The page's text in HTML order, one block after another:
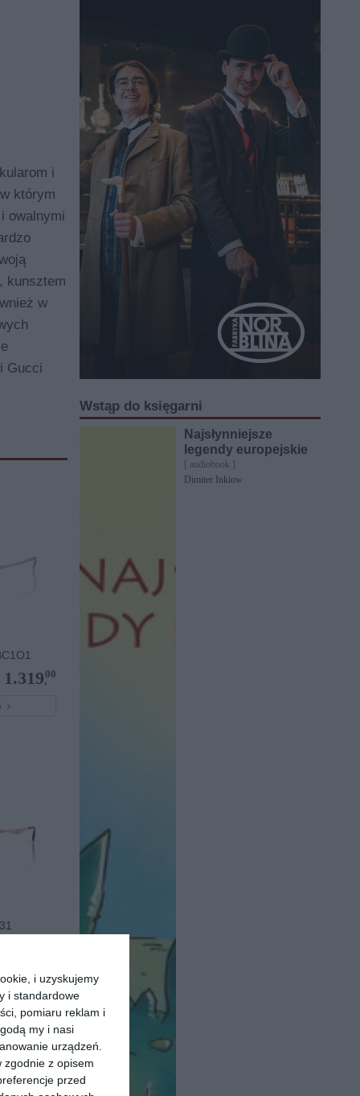
i uzyskujemy
i standardowe
pomiaru reklam i
my i nasi
urządzeń.
zgodnie z opisem
przed
i
którym
owalnymi
kunsztem
w
Gucci
1.319,
00
Wstąp do księgarni
Najsłynniejsze
legendy europejskie
[ audiobook ]
Dimiter Inkiow